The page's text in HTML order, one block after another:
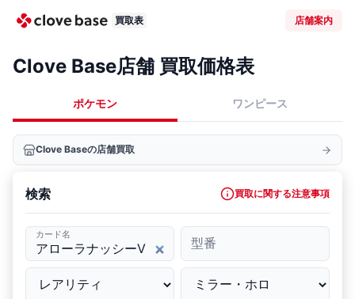
買取表 店舗案内
Clove Base店舗 買取価格表
ポケモン ワンピース
Clove Baseの店舗買取
検索 買取に関する注意事項
カード名
型番